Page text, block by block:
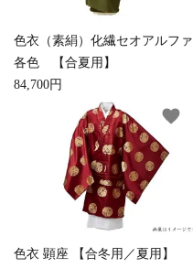
色衣（素絹）化繊セオアルファ
各色 【合夏用】
84,700円
色衣 顕座 【合冬用／夏用】
favorite